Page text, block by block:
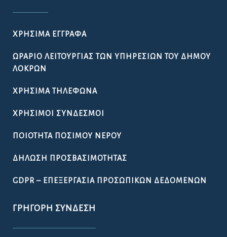
ΧΡΉΣΙΜΑ ΈΓΓΡΑΦΑ
ΩΡΆΡΙΟ ΛΕΙΤΟΥΡΓΊΑΣ ΤΩΝ ΥΠΗΡΕΣΙΏΝ ΤΟΥ ΔΉΜΟΥ
ΛΟΚΡΏΝ
ΧΡΉΣΙΜΑ ΤΗΛΈΦΩΝΑ
ΧΡΉΣΙΜΟΙ ΣΎΝΔΕΣΜΟΙ
ΠΟΙΌΤΗΤΑ ΠΌΣΙΜΟΥ ΝΕΡΟΎ
ΔΉΛΩΣΗ ΠΡΟΣΒΑΣΙΜΌΤΗΤΑΣ
GDPR – ΕΠΕΞΕΡΓΑΣΙΑ ΠΡΟΣΩΠΙΚΩΝ ΔΕΔΟΜΕΝΩΝ
ΓΡΉΓΟΡΗ ΣΎΝΔΕΣΗ